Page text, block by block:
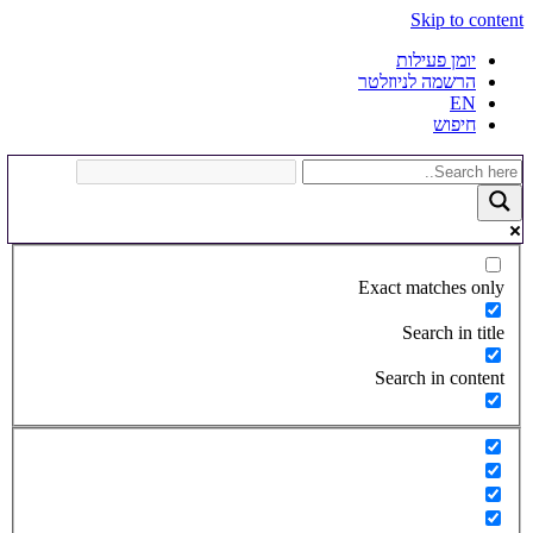
Skip to content
יומן פעילות
הרשמה לניוזלטר
EN
חיפוש
Exact matches only
Search in title
Search in content